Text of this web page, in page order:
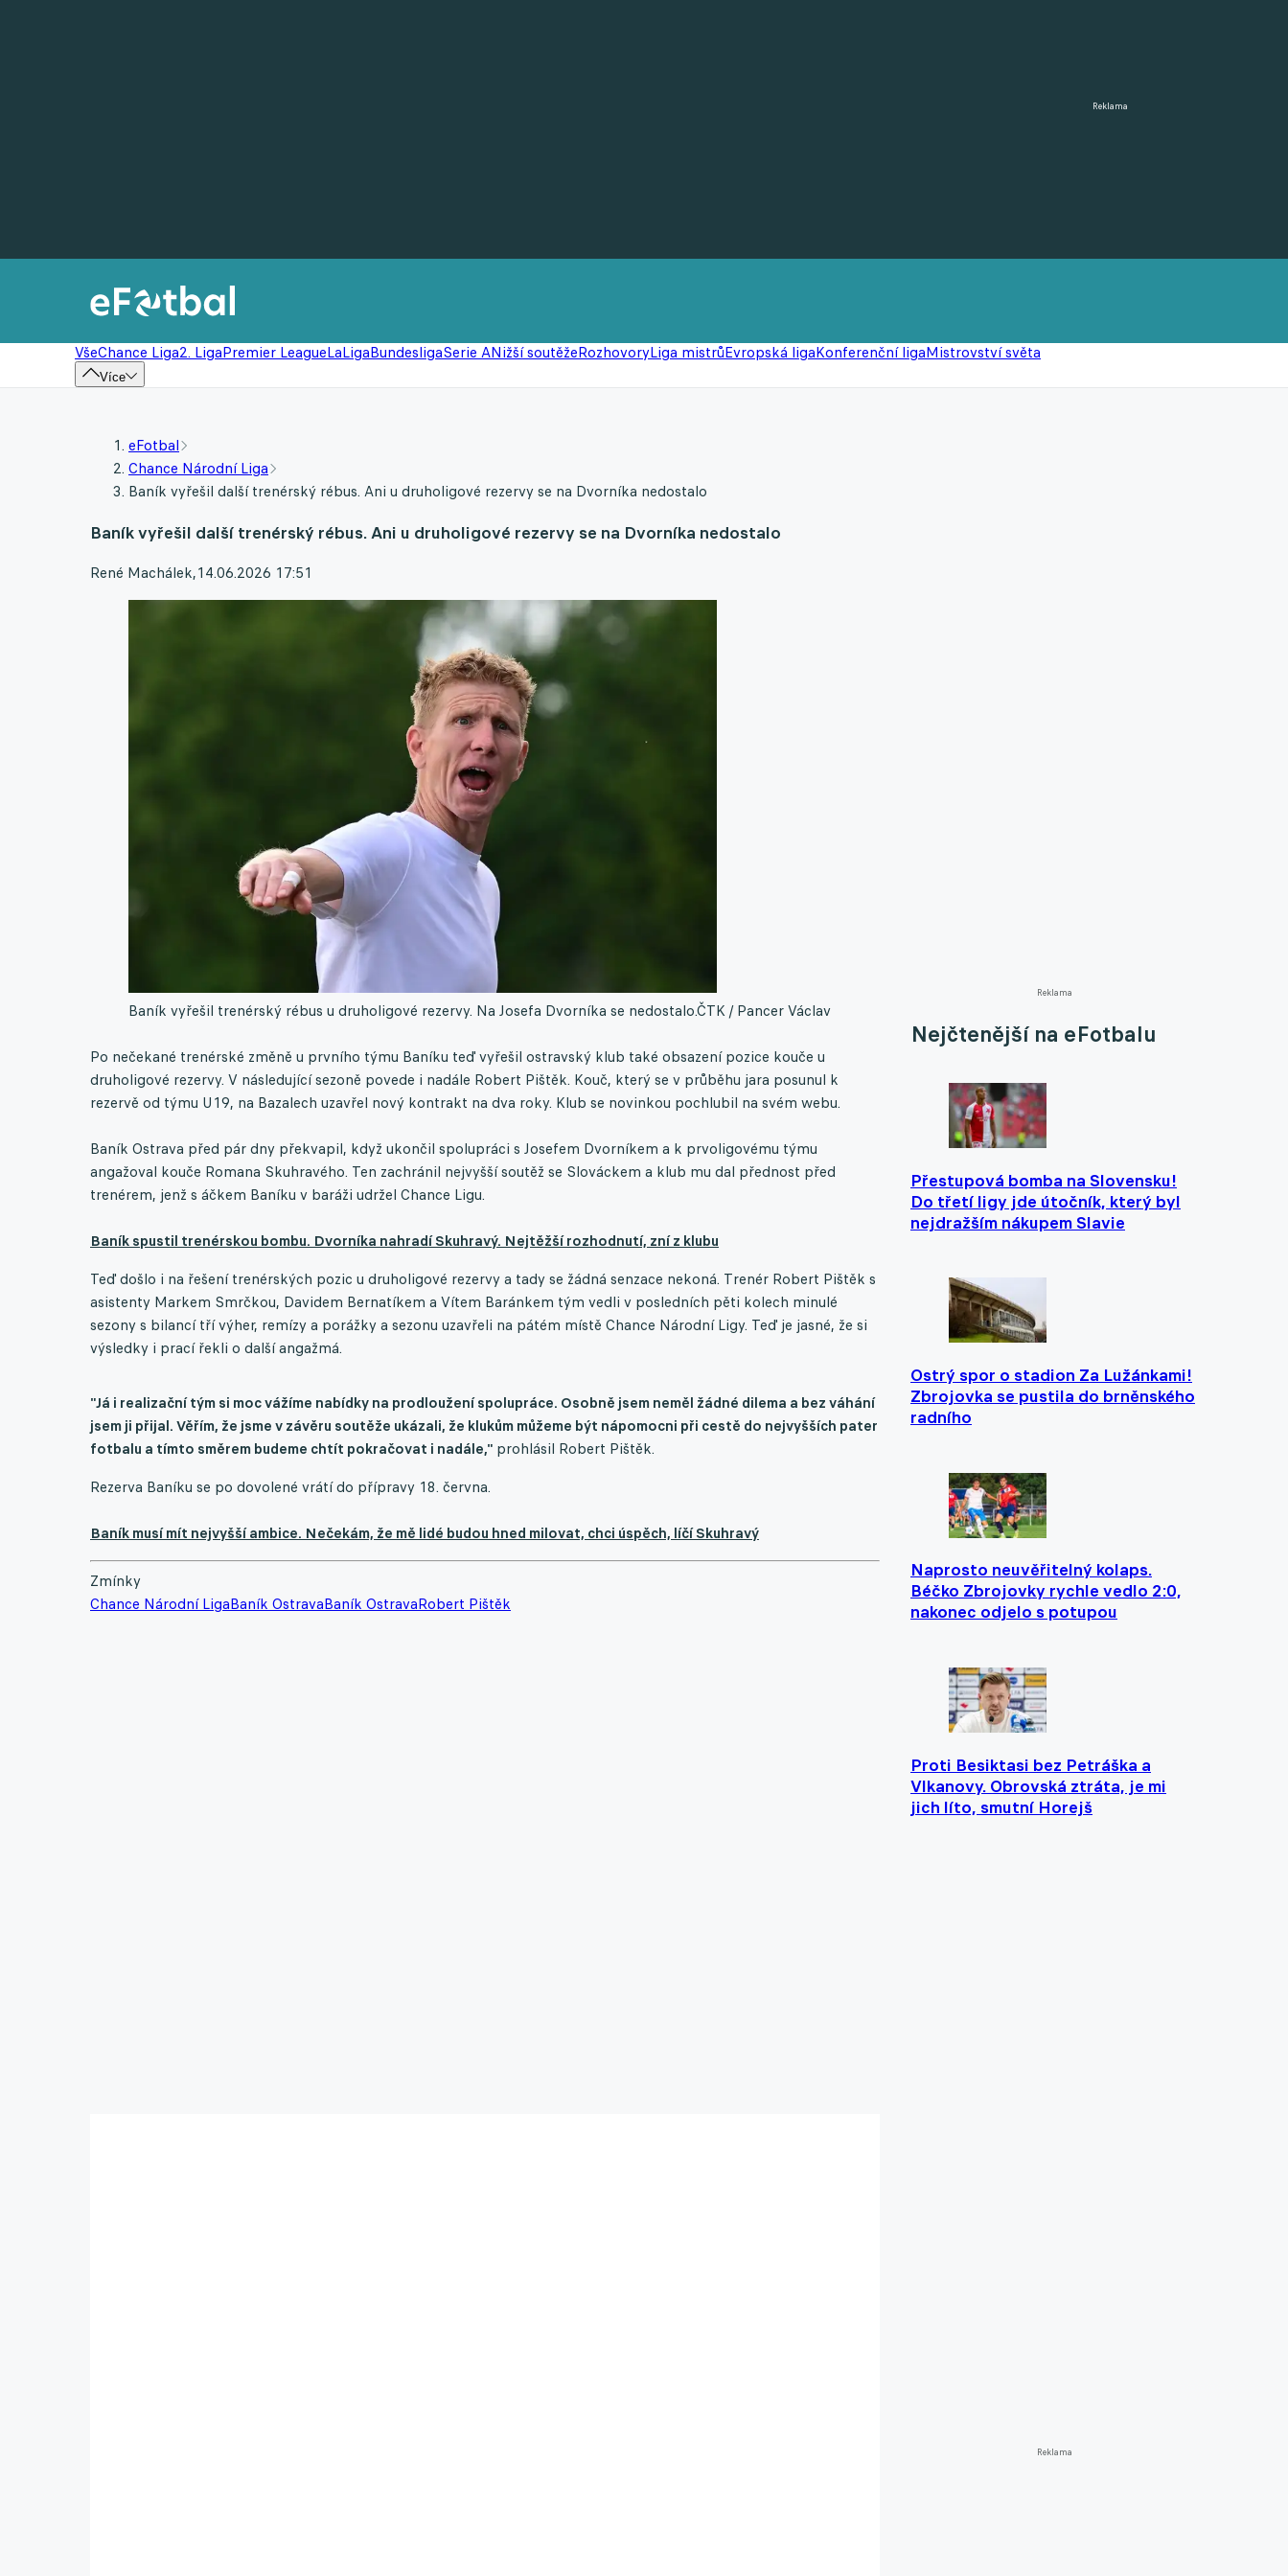
Reklama
VšeChance Liga2. LigaPremier LeagueLaLigaBundesligaSerie ANižší soutěžeRozhovoryLiga mistrůEvropská ligaKonferenční ligaMistrovství světa
Více
Reklama
Nejčtenější na eFotbalu
Přestupová bomba na Slovensku!
Do třetí ligy jde útočník, který byl
nejdražším nákupem Slavie
Ostrý spor o stadion Za Lužánkami!
Zbrojovka se pustila do brněnského
radního
Naprosto neuvěřitelný kolaps.
Béčko Zbrojovky rychle vedlo 2:0,
nakonec odjelo s potupou
Proti Besiktasi bez Petráška a
Vlkanovy. Obrovská ztráta, je mi
jich líto, smutní Horejš
Reklama
eFotbal
Chance Národní Liga
Baník vyřešil další trenérský rébus. Ani u druholigové rezervy se na Dvorníka nedostalo
Baník vyřešil další trenérský rébus. Ani u druholigové rezervy se na Dvorníka nedostalo
René Machálek,14.06.2026 17:51
Baník vyřešil trenérský rébus u druholigové rezervy. Na Josefa Dvorníka se nedostalo.ČTK / Pancer Václav
Po nečekané trenérské změně u prvního týmu Baníku teď vyřešil ostravský klub také obsazení pozice kouče u
druholigové rezervy. V následující sezoně povede i nadále Robert Pištěk. Kouč, který se v průběhu jara posunul k
rezervě od týmu U19, na Bazalech uzavřel nový kontrakt na dva roky. Klub se novinkou pochlubil na svém webu.
Baník Ostrava před pár dny překvapil, když ukončil spolupráci s Josefem Dvorníkem a k prvoligovému týmu
angažoval kouče Romana Skuhravého. Ten zachránil nejvyšší soutěž se Slováckem a klub mu dal přednost před
trenérem, jenž s áčkem Baníku v baráži udržel Chance Ligu.
Baník spustil trenérskou bombu. Dvorníka nahradí Skuhravý. Nejtěžší rozhodnutí, zní z klubu
Teď došlo i na řešení trenérských pozic u druholigové rezervy a tady se žádná senzace nekoná. Trenér Robert Pištěk s
asistenty Markem Smrčkou, Davidem Bernatíkem a Vítem Baránkem tým vedli v posledních pěti kolech minulé
sezony s bilancí tří výher, remízy a porážky a sezonu uzavřeli na pátém místě Chance Národní Ligy. Teď je jasné, že si
výsledky i prací řekli o další angažmá.
"Já i realizační tým si moc vážíme nabídky na prodloužení spolupráce. Osobně jsem neměl žádné dilema a bez váhání
jsem ji přijal. Věřím, že jsme v závěru soutěže ukázali, že klukům můžeme být nápomocni při cestě do nejvyšších pater
fotbalu a tímto směrem budeme chtít pokračovat i nadále," prohlásil Robert Pištěk.
Rezerva Baníku se po dovolené vrátí do přípravy 18. června.
Baník musí mít nejvyšší ambice. Nečekám, že mě lidé budou hned milovat, chci úspěch, líčí Skuhravý
Zmínky
Chance Národní LigaBaník OstravaBaník OstravaRobert Pištěk